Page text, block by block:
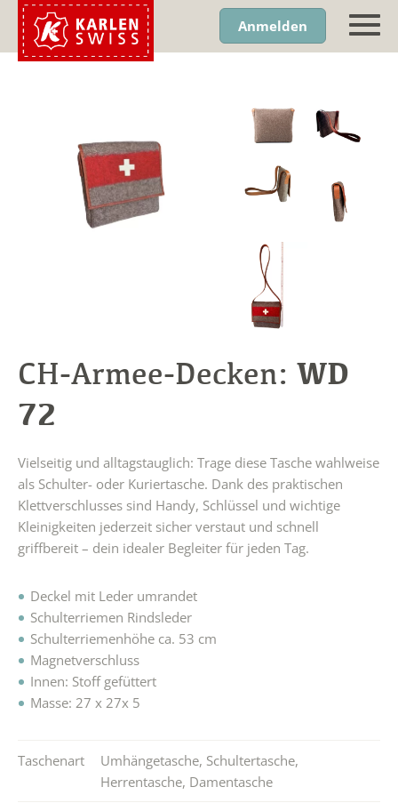
Anmelden
CH-Armee-Decken: WD
72
Vielseitig und alltagstauglich: Trage diese Tasche wahlweise
als Schulter- oder Kuriertasche. Dank des praktischen
Klettverschlusses sind Handy, Schlüssel und wichtige
Kleinigkeiten jederzeit sicher verstaut und schnell
griffbereit – dein idealer Begleiter für jeden Tag.
Deckel mit Leder umrandet
Schulterriemen Rindsleder
Schulterriemenhöhe ca. 53 cm
Magnetverschluss
Innen: Stoff gefüttert
Masse: 27 x 27x 5
Taschenart Umhängetasche, Schultertasche,
Herrentasche, Damentasche